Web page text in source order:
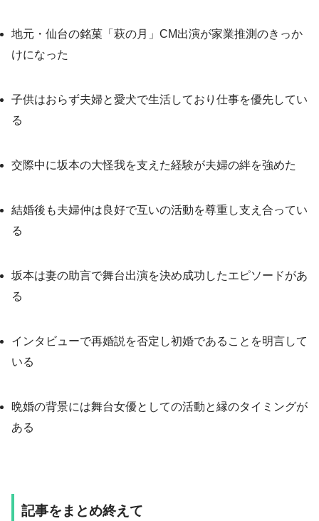
地元・仙台の銘菓「萩の月」CM出演が家業推測のきっか
けになった
子供はおらず夫婦と愛犬で生活しており仕事を優先してい
る
交際中に坂本の大怪我を支えた経験が夫婦の絆を強めた
結婚後も夫婦仲は良好で互いの活動を尊重し支え合ってい
る
坂本は妻の助言で舞台出演を決め成功したエピソードがあ
る
インタビューで再婚説を否定し初婚であることを明言して
いる
晩婚の背景には舞台女優としての活動と縁のタイミングが
ある
記事をまとめ終えて